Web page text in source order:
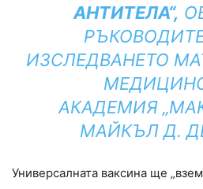
АНТИТЕЛА“,
ИЗСЛЕДВАНЕТО
АКАДЕМИЯ
МАЙКЪЛ Д.
Универсалната ваксина ще